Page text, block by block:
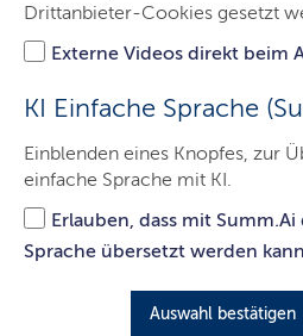
Drittanbieter-Cookies gesetzt
Externe Videos direkt beim
KI Einfache Sprache
Einblenden eines Knopfes, zur
einfache Sprache mit KI.
Erlauben, dass mit
Sprache übersetzt werden kann
Auswahl bestätigen
Einlasskontrolle
Besuch von